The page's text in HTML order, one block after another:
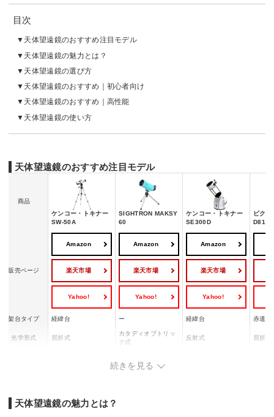
目次
天体望遠鏡のおすすめ注目モデル
天体望遠鏡の魅力とは？
天体望遠鏡の選び方
天体望遠鏡のおすすめ｜初心者向け
天体望遠鏡のおすすめ｜高性能
天体望遠鏡の使い方
天体望遠鏡のおすすめ注目モデル
商品
ケンコー・トキナー
SW-50A
SIGHTRON MAKSY
60
ケンコー・トキナー
SE300D
ビク
D81SII
販売ページ
Amazon
楽天市場
Yahoo!
Amazon
楽天市場
Yahoo!
Amazon
楽天市場
Yahoo!
架台タイプ 経緯台 ー 経緯台 赤道儀
光学形式 屈折式
カタディオプトリッ
ク式
反射式 屈折式
60 mm
続きを見る
天体望遠鏡の魅力とは？